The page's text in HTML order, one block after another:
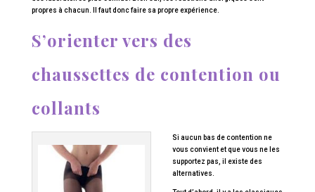
propres à chacun. Il faut donc faire sa propre expérience.
S’orienter vers des
chaussettes de contention ou
collants
Si aucun bas de contention ne
vous convient et que vous ne les
supportez pas, il existe des
alternatives.